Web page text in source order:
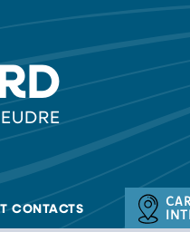
CONTACTS